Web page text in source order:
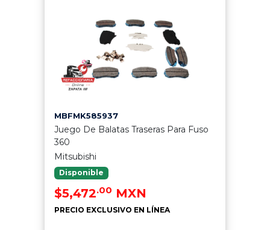
MBFMK585937
Juego De Balatas Traseras Para Fuso
360
Mitsubishi
Disponible
$5,472.00 MXN
PRECIO EXCLUSIVO EN LÍNEA